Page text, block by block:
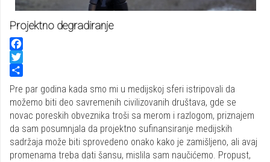
Projektno degradiranje
Facebook
Twitter
Share
Pre par godina kada smo mi u medijskoj sferi istripovali da
možemo biti deo savremenih civilizovanih društava, gde se
novac poreskih obveznika troši sa merom i razlogom, priznajem
da sam posumnjala da projektno sufinansiranje medijskih
sadržaja može biti sprovedeno onako kako je zamišljeno, ali avaj
promenama treba dati šansu, mislila sam naučićemo. Propust,